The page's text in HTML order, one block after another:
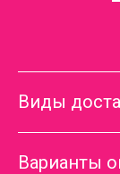
Виды
Варианты